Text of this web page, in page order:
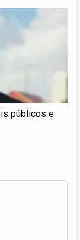
públicos e